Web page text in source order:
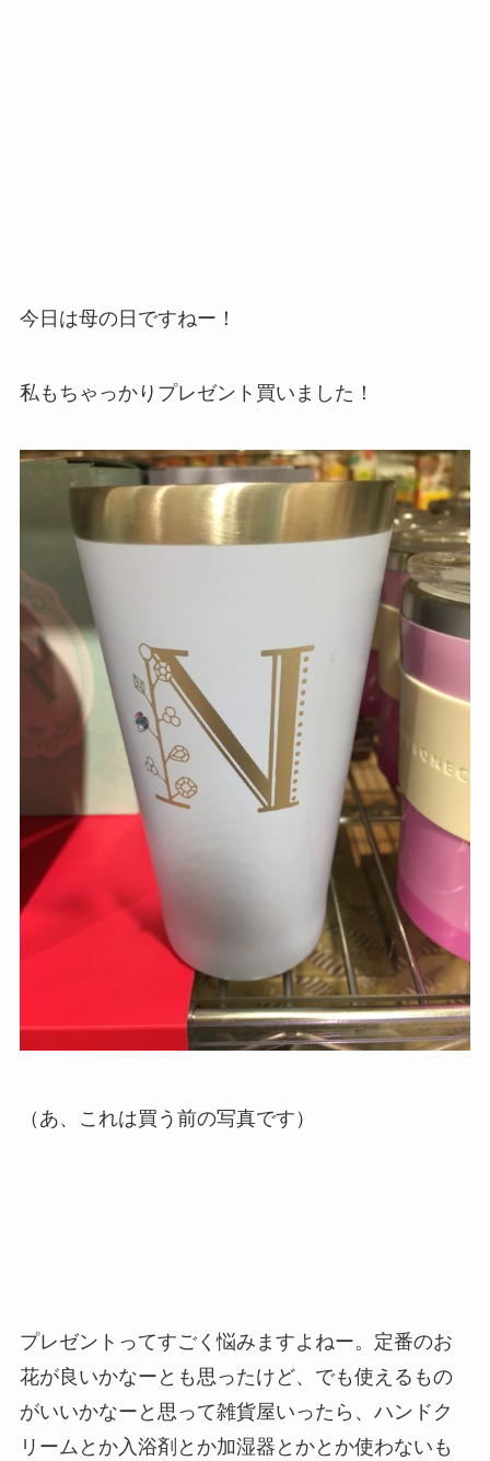
今日は母の日ですねー！
私もちゃっかりプレゼント買いました！
（あ、これは買う前の写真です）
プレゼントってすごく悩みますよねー。定番のお
花が良いかなーとも思ったけど、でも使えるもの
がいいかなーと思って雑貨屋いったら、ハンドク
リームとか入浴剤とか加湿器とかとか使わないも